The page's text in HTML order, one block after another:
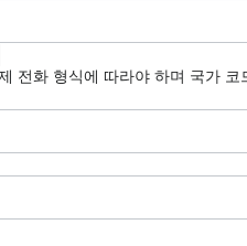
전화 형식에 따라야 하며 국가 코